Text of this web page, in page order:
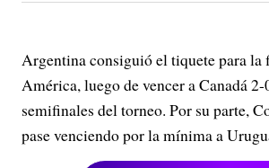
Argentina consiguió el tiquete para la
América, luego de vencer a Canadá 2-
semifinales del torneo. Por su parte,
pase venciendo por la mínima a